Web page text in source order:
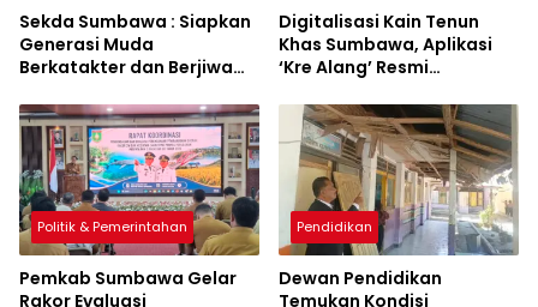
Sekda Sumbawa : Siapkan
Generasi Muda
Berkatakter dan Berjiwa
Digitalisasi Kain Tenun
Khas Sumbawa, Aplikasi
‘Kre Alang’ Resmi
Politik & Pemerintahan
Pemkab Sumbawa Gelar
Rakor Evaluasi
Pendidikan
Dewan Pendidikan
Temukan Kondisi